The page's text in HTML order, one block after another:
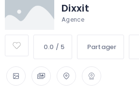
Dixxit
Agence
0.0 / 5 Partager